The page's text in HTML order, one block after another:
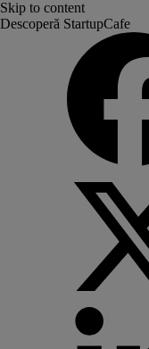
Skip to content
Descoperă StartupCafe